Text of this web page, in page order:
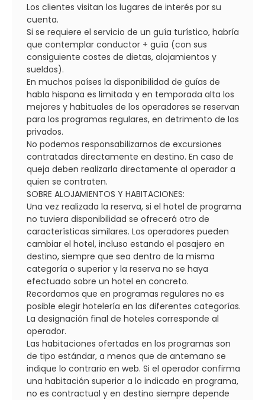
Los clientes visitan los lugares de interés por su
cuenta.
Si se requiere el servicio de un guía turístico, habría
que contemplar conductor + guía (con sus
consiguiente costes de dietas, alojamientos y
sueldos).
En muchos países la disponibilidad de guías de
habla hispana es limitada y en temporada alta los
mejores y habituales de los operadores se reservan
para los programas regulares, en detrimento de los
privados.
No podemos responsabilizarnos de excursiones
contratadas directamente en destino. En caso de
queja deben realizarla directamente al operador a
quien se contraten.
SOBRE ALOJAMIENTOS Y HABITACIONES:
Una vez realizada la reserva, si el hotel de programa
no tuviera disponibilidad se ofrecerá otro de
características similares. Los operadores pueden
cambiar el hotel, incluso estando el pasajero en
destino, siempre que sea dentro de la misma
categoría o superior y la reserva no se haya
efectuado sobre un hotel en concreto.
Recordamos que en programas regulares no es
posible elegir hotelería en las diferentes categorías.
La designación final de hoteles corresponde al
operador.
Las habitaciones ofertadas en los programas son
de tipo estándar, a menos que de antemano se
indique lo contrario en web. Si el operador confirma
una habitación superior a lo indicado en programa,
no es contractual y en destino siempre depende